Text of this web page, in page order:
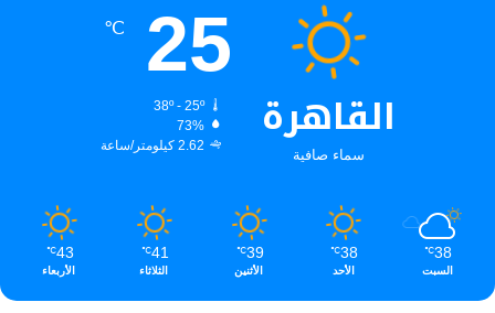
القاهرة
سماء صافية
25
℃
38º - 25º
73%
2.62 كيلومتر/ساعة
38
℃
السبت
38
℃
الأحد
39
℃
الأثنين
41
℃
الثلاثاء
43
℃
الأربعاء